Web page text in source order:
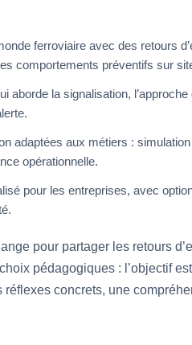
ferroviaire avec des retours
comportements préventifs sur
aborde la signalisation,
adaptées aux métiers :
opérationnelle.
pour les entreprises, avec
pour partager les retours
pédagogiques : l’objectif
concrets, une